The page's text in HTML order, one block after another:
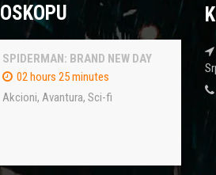
SPIDERMAN: BRAND NEW DAY
02 hours 25 minutes
Akcioni, Avantura, Sci-fi